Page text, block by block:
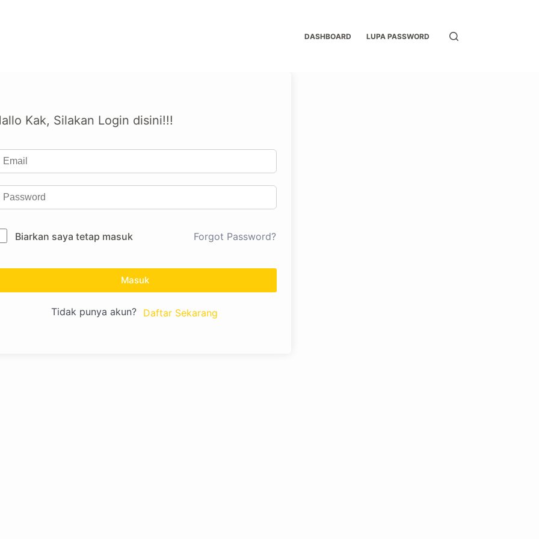
DASHBOARD LUPA PASSWORD
Kak, Silakan Login disini!!!
Biarkan saya tetap masuk Forgot Password?
Masuk
Tidak punya akun? Daftar Sekarang